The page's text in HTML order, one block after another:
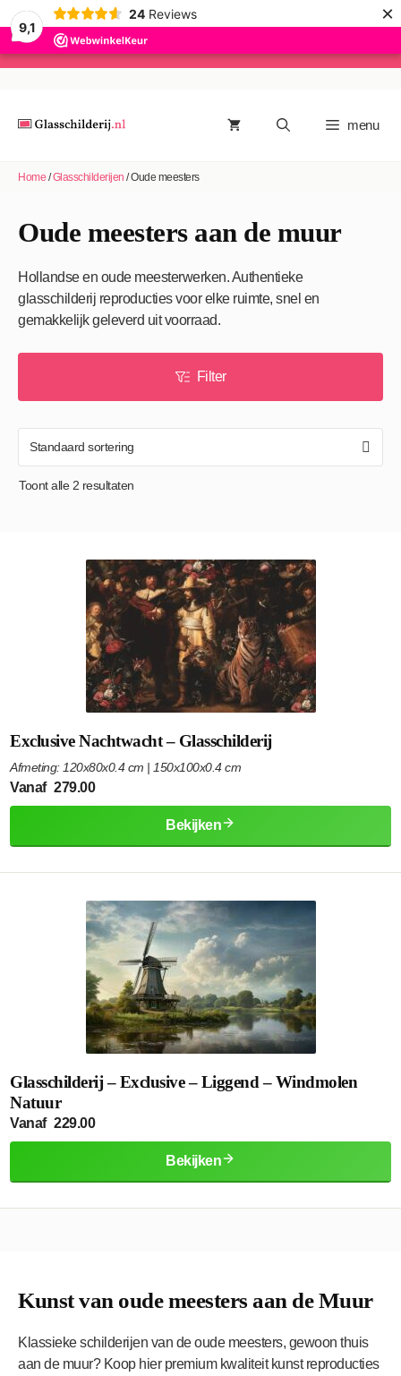
9,1
24 Reviews ×
inhoud
menu
Home /Glasschilderijen /Oude meesters
Oude meesters aan de muur
Hollandse en oude meesterwerken. Authentieke
glasschilderij reproducties voor elke ruimte, snel en
gemakkelijk geleverd uit voorraad.
Filter
Toont alle 2 resultaten
Exclusive Nachtwacht – Glasschilderij
Afmeting: 120x80x0.4 cm | 150x100x0.4 cm
Vanaf 279.00
Bekijken
Glasschilderij – Exclusive – Liggend – Windmolen
Natuur
Vanaf 229.00
Bekijken
Kunst van oude meesters aan de Muur
Klassieke schilderijen van de oude meesters, gewoon thuis
aan de muur? Koop hier premium kwaliteit kunst reproducties